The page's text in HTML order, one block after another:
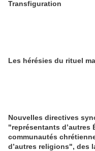
Transfiguration
Les hérésies du rituel
Nouvelles directives
"représentants d’autres
communautés
d’autres religions", des